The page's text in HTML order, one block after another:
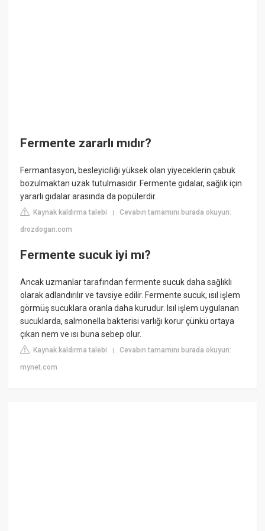
Fermente zararlı mıdır?
Fermantasyon, besleyiciliği yüksek olan yiyeceklerin çabuk
bozulmaktan uzak tutulmasıdır. Fermente gıdalar, sağlık için
yararlı gıdalar arasında da popülerdir.
Kaynak kaldırma talebi |Cevabın tamamını burada okuyun:
drozdogan.com
Fermente sucuk iyi mı?
Ancak uzmanlar tarafından fermente sucuk daha sağlıklı
olarak adlandırılır ve tavsiye edilir. Fermente sucuk, ısıl işlem
görmüş sucuklara oranla daha kurudur. Isıl işlem uygulanan
sucuklarda, salmonella bakterisi varlığı korur çünkü ortaya
çıkan nem ve ısı buna sebep olur.
Kaynak kaldırma talebi |Cevabın tamamını burada okuyun:
mynet.com